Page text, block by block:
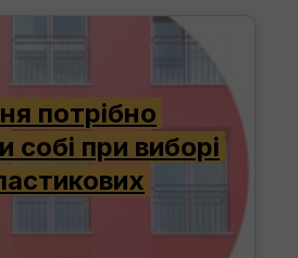
потрібно
собі при виборі